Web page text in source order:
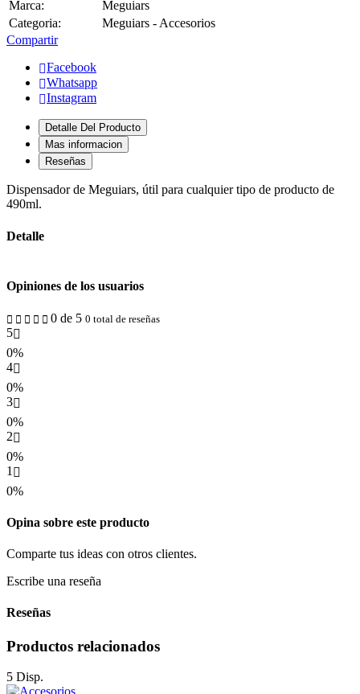
Marca:
Meguiars
Categoria:
Meguiars - Accesorios
Compartir
Facebook
Whatsapp
Instagram
Detalle Del Producto
Mas informacion
Reseñas
Dispensador de Meguiars, útil para cualquier tipo de producto de
490ml.
Detalle
Opiniones de los usuarios
0 de 5 0 total de reseñas
5
0%
4
0%
3
0%
2
0%
1
0%
Opina sobre este producto
Comparte tus ideas con otros clientes.
Escribe una reseña
Reseñas
Productos relacionados
5 Disp.